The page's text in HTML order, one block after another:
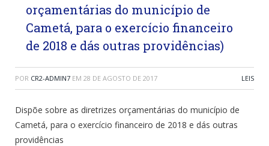
orçamentárias do município de
Cametá, para o exercício financeiro
de 2018 e dás outras providências)
POR CR2-ADMIN7 EM 28 DE AGOSTO DE 2017 LEIS
Dispõe sobre as diretrizes orçamentárias do município de
Cametá, para o exercício financeiro de 2018 e dás outras
providências